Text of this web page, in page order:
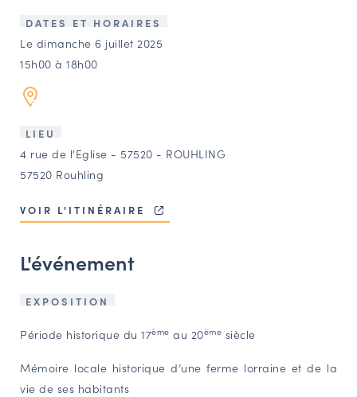
CONTACT
Agenda
Annuaire
Ressources
OFFRES D’EMPLOI ET DE STAGE
OUTILS EN LIGNE
Espace acteurs
NAVIGATION FILTRÉE « ACTEURS »
DATES ET HORAIRES
Le dimanche 6 juillet 2025
15h00 à 18h00
LIEU
4 rue de l'Eglise - 57520 - ROUHLING
57520 Rouhling
VOIR L'ITINÉRAIRE
L'événement
EXPOSITION
Période historique du 17ème au 20ème siècle
Mémoire locale historique d’une ferme lorraine et de la
vie de ses habitants